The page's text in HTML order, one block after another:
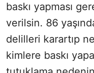
baskı yapması
verilsin. 86
delilleri karartıp
kimlere baskı